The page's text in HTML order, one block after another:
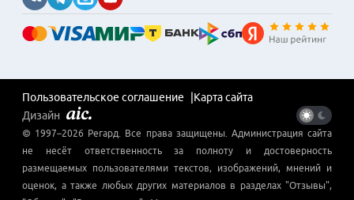
Пользовательское соглашение
Карта сайта
Дизайн
© 1997–2026 Регард . Все права защищены. Администрация сайта
не несёт ответственность за полноту и достоверность
размещаемых пользователями текстов, изображений, мнений и
оценок, а также любых других материалов в разделах "Отзывы",